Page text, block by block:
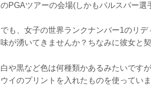
のPGAツアーの会場(しかもバルスパー選
でも、女子の世界ランクナンバー1のリ
味が湧いてきませんか？ちなみに彼女と
白や黒など色は何種類かあるみたいです
ウイのプリントを入れたものを使っていま